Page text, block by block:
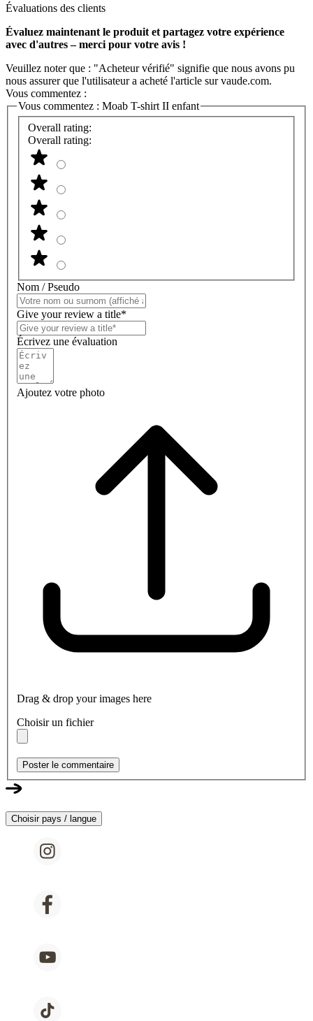
Évaluations des clients
Évaluez maintenant le produit et partagez votre expérience
avec d'autres – merci pour votre avis !
Veuillez noter que : "Acheteur vérifié" signifie que nous avons pu
nous assurer que l'utilisateur a acheté l'article sur vaude.com.
Vous commentez :
Vous commentez : Moab T-shirt II enfant
Overall rating:
Overall rating:
Nom / Pseudo
Give your review a title*
Écrivez une évaluation
Ajoutez votre photo
Drag & drop your images here
Choisir un fichier
Poster le commentaire
Choisir pays / langue